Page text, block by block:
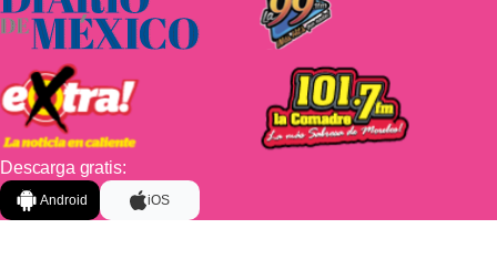
Descarga gratis:
Android iOS